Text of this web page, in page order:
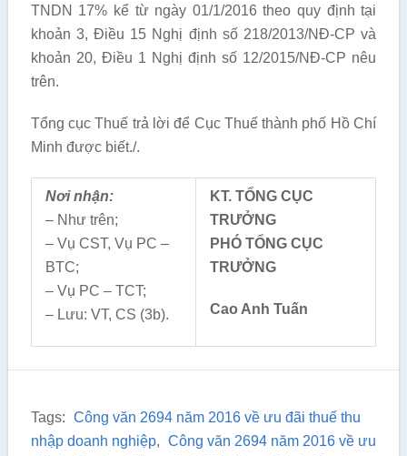
TNDN 17% kể từ ngày 01/1/2016 theo quy định tại
khoản 3, Điều 15 Nghị định số 218/2013/NĐ-CP và
khoản 20, Điều 1 Nghị định số 12/2015/NĐ-CP nêu
trên.
Tổng cục Thuế trả lời để Cục Thuế thành phố Hồ Chí
Minh được biết./.
Nơi nhận:
– Như trên;
– Vụ CST, Vụ PC –
BTC;
– Vụ PC – TCT;
– Lưu: VT, CS (3b).
KT. TỔNG CỤC
TRƯỞNG
PHÓ TỔNG CỤC
TRƯỞNG
Cao Anh Tuấn
Tags: Công văn 2694 năm 2016 về ưu đãi thuế thu
nhập doanh nghiệp, Công văn 2694 năm 2016 về ưu